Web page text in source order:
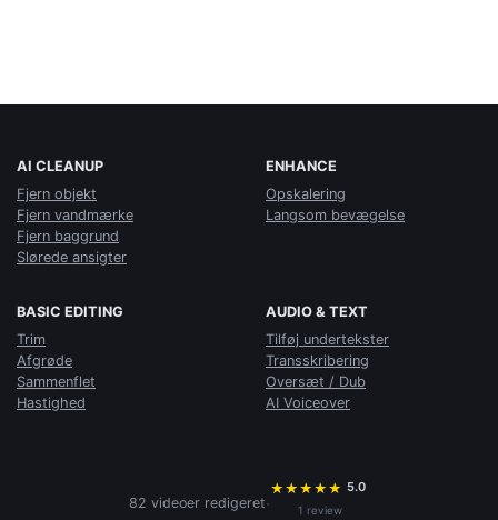
AI CLEANUP
Fjern objekt
Fjern vandmærke
Fjern baggrund
Slørede ansigter
ENHANCE
Opskalering
Langsom bevægelse
BASIC EDITING
Trim
Afgrøde
Sammenflet
Hastighed
AUDIO & TEXT
Tilføj undertekster
Transskribering
Oversæt / Dub
AI Voiceover
82 videoer redigeret·
★ ★ ★ ★ ★ 5.0
1 review